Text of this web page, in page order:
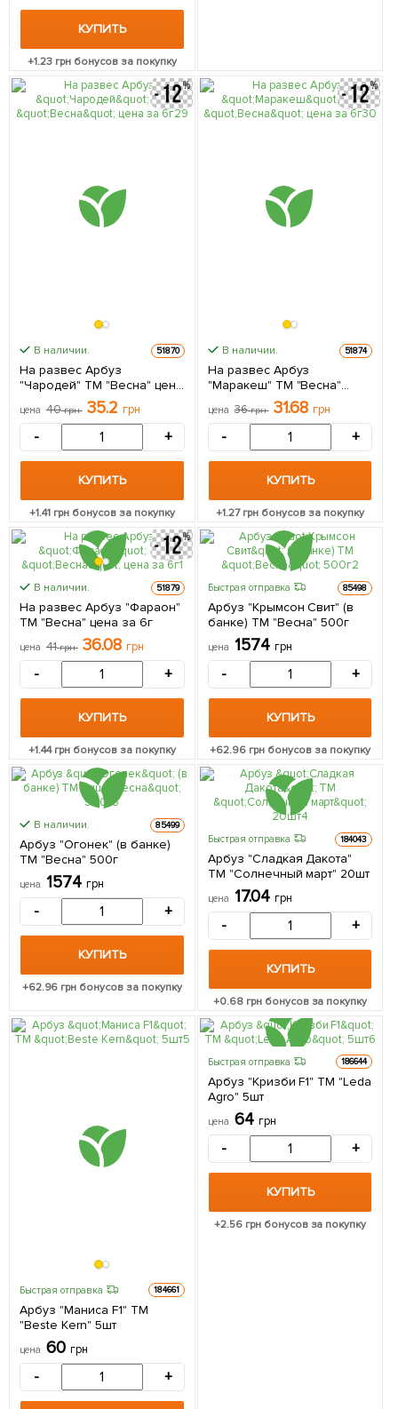
КУПИТЬ
+1.23 грн бонусов за покупку
В наличии. 51870
На развес Арбуз
"Чародей" ТМ "Весна" цена
цена 40грн 35.2 грн
- +
КУПИТЬ
+1.41 грн бонусов за покупку
В наличии. 51874
На развес Арбуз
"Маракеш" ТМ "Весна"
цена 36грн 31.68 грн
- +
КУПИТЬ
+1.27грн бонусов за покупку
В наличии. 51879
На развес Арбуз "Фараон"
ТМ "Весна" цена за 6г
цена 41грн 36.08 грн
- +
КУПИТЬ
+1.44грн бонусов за покупку
Быстрая отправка 85498
Арбуз "Крымсон Свит" (в
банке) ТМ "Весна" 500г
цена 1574 грн
- +
КУПИТЬ
+62.96 грн бонусов за покупку
В наличии. 85499
Арбуз "Огонек" (в банке)
ТМ "Весна" 500г
цена 1574 грн
- +
КУПИТЬ
+62.96 грн бонусов за покупку
Быстрая отправка 184043
Арбуз "Сладкая Дакота"
ТМ "Солнечный март" 20шт
цена 17.04 грн
- +
КУПИТЬ
+0.68грн бонусов за покупку
Быстрая отправка 184661
Арбуз "Маниса F1" ТМ
"Beste Kern" 5шт
цена 60 грн
- +
Быстрая отправка 186644
Арбуз "Кризби F1" ТМ "Leda
Agro" 5шт
цена 64 грн
- +
КУПИТЬ
+2.56грн бонусов за покупку